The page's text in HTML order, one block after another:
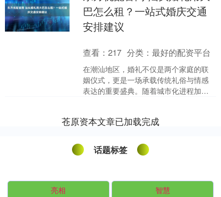
巴怎么租？一站式婚庆交通
安排建议
查看：217 分类：最好的配资平台
在潮汕地区，婚礼不仅是两个家庭的联
姻仪式，更是一场承载传统礼俗与情感
表达的重要盛典。随着城市化进程加快
苍原资本文章已加载完成
话题标签
亮相 智慧